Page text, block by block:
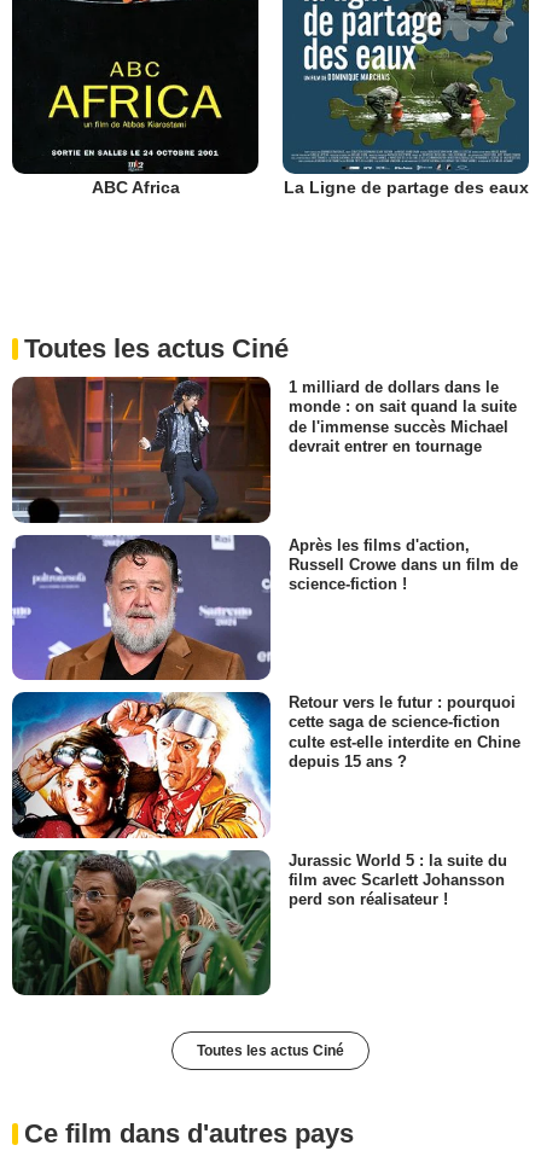
ABC Africa La Ligne de partage des eaux
Toutes les actus Ciné
1 milliard de dollars dans le
monde : on sait quand la suite
de l'immense succès Michael
devrait entrer en tournage
Après les films d'action,
Russell Crowe dans un film de
science-fiction !
Retour vers le futur : pourquoi
cette saga de science-fiction
culte est-elle interdite en Chine
depuis 15 ans ?
Jurassic World 5 : la suite du
film avec Scarlett Johansson
perd son réalisateur !
Toutes les actus Ciné
Ce film dans d'autres pays